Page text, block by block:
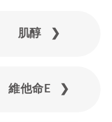
肌醇 ❯
維他命E ❯